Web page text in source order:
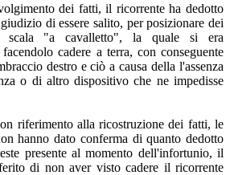
dei fatti, il ricorrente ha dedotto
di essere salito, per posizionare dei
scala "a cavalletto", la quale si era
cadere a terra, con conseguente
destro e ciò a causa della l'assenza
o di altro dispositivo che ne impedisse
riferimento alla ricostruzione dei fatti, le
hanno dato conferma di quanto dedotto
presente al momento dell'infortunio, il
di non aver visto cadere il ricorrente